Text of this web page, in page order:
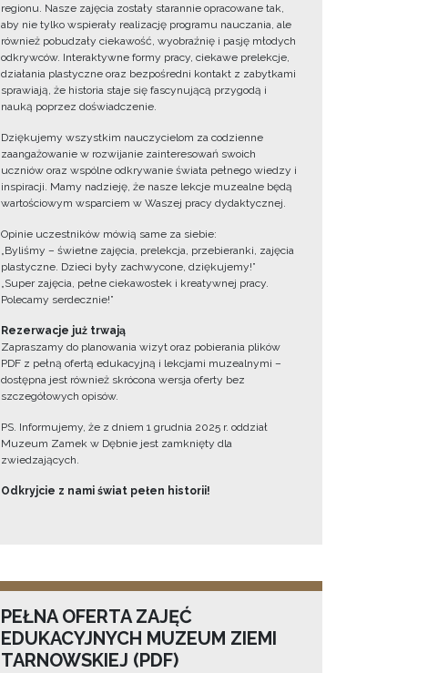
regionu. Nasze zajęcia zostały starannie opracowane tak,
aby nie tylko wspierały realizację programu nauczania, ale
również pobudzały ciekawość, wyobraźnię i pasję młodych
odkrywców. Interaktywne formy pracy, ciekawe prelekcje,
działania plastyczne oraz bezpośredni kontakt z zabytkami
sprawiają, że historia staje się fascynującą przygodą i
nauką poprzez doświadczenie.
Dziękujemy wszystkim nauczycielom za codzienne
zaangażowanie w rozwijanie zainteresowań swoich
uczniów oraz wspólne odkrywanie świata pełnego wiedzy i
inspiracji. Mamy nadzieję, że nasze lekcje muzealne będą
wartościowym wsparciem w Waszej pracy dydaktycznej.
Opinie uczestników mówią same za siebie:
„Byliśmy – świetne zajęcia, prelekcja, przebieranki, zajęcia
plastyczne. Dzieci były zachwycone, dziękujemy!”
„Super zajęcia, pełne ciekawostek i kreatywnej pracy.
Polecamy serdecznie!”
Rezerwacje już trwają
Zapraszamy do planowania wizyt oraz pobierania plików
PDF z pełną ofertą edukacyjną i lekcjami muzealnymi –
dostępna jest również skrócona wersja oferty bez
szczegółowych opisów.
PS. Informujemy, że z dniem 1 grudnia 2025 r. oddział
Muzeum Zamek w Dębnie jest zamknięty dla
zwiedzających.
Odkryjcie z nami świat pełen historii!
PEŁNA OFERTA ZAJĘĆ
EDUKACYJNYCH MUZEUM ZIEMI
TARNOWSKIEJ (PDF)